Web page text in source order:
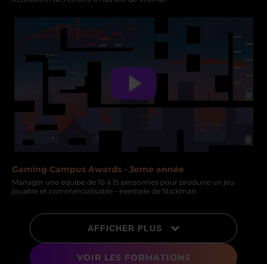
Gaming Campus Awards - 3eme année
Manager une équipe de 10 à 15 personnes pour produire un jeu
jouable et commercialisable - exemple de Stickman
AFFICHER PLUS
VOIR LES FORMATIONS